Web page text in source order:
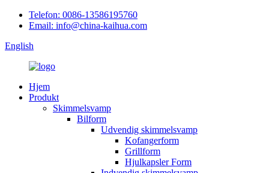
Telefon: 0086-13586195760
Email: info@china-kaihua.com
English
Hjem
Produkt
Skimmelsvamp
Bilform
Udvendig skimmelsvamp
Kofangerform
Grillform
Hjulkapsler Form